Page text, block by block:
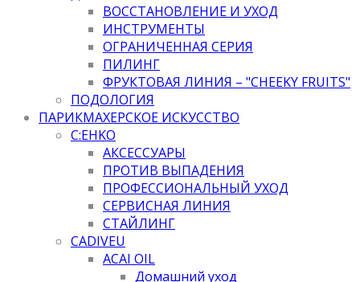
ВОССТАНОВЛЕНИЕ И УХОД
ИНСТРУМЕНТЫ
ОГРАНИЧЕННАЯ СЕРИЯ
ПИЛИНГ
ФРУКТОВАЯ ЛИНИЯ – "CHEEKY FRUITS"
ПОДОЛОГИЯ
ПАРИКМАХЕРСКОЕ ИСКУССТВО
C:EHKO
АКСЕССУАРЫ
ПРОТИВ ВЫПАДЕНИЯ
ПРОФЕССИОНАЛЬНЫЙ УХОД
СЕРВИСНАЯ ЛИНИЯ
СТАЙЛИНГ
CADIVEU
ACAI OIL
Домашний уход